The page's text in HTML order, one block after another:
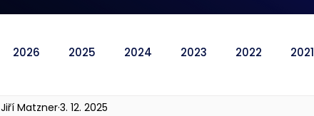
2026 2025 2024 2023 2022 2021
Jiří Matzner3. 12. 2025